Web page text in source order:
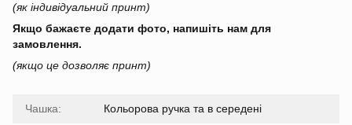
(як індивідуальний принт)
Якщо бажаєте додати фото, напишіть нам для
замовлення.
(якщо це дозволяє принт)
Чашка: Кольорова ручка та в середені